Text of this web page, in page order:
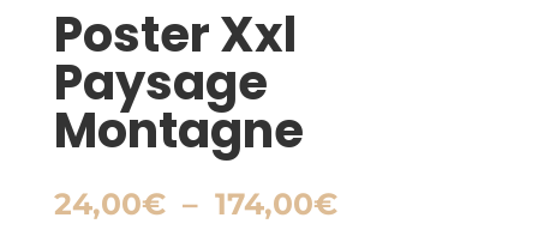
Poster Xxl
Paysage
Montagne
24,00€ – 174,00€Plage